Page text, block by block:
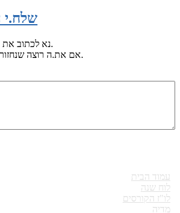
שלח.י
נא לכתוב את ההודעה וללחוץ על שלח.
אם את.ה רוצה.
עמוד הבית
לוח שנה
לו"ז הקורסים
מדיה